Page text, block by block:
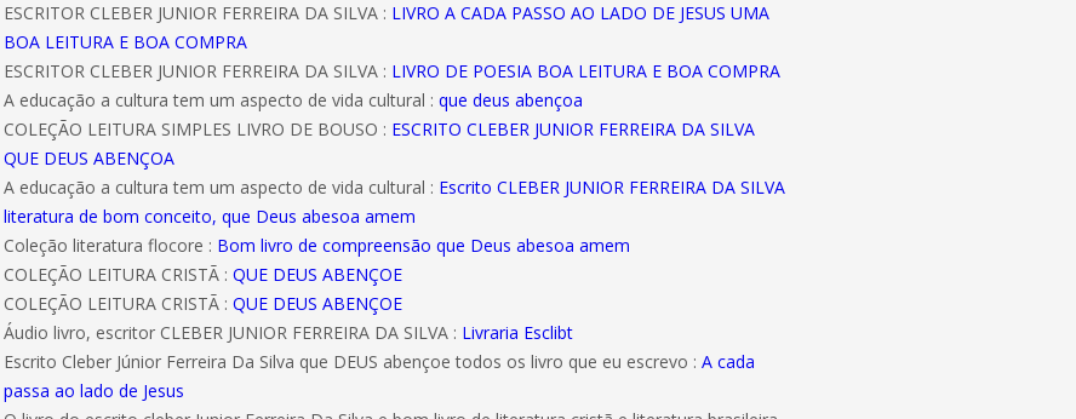
ESCRITOR CLEBER JUNIOR FERREIRA DA SILVA : LIVRO A CADA PASSO AO LADO DE JESUS UMA
BOA LEITURA E BOA COMPRA
ESCRITOR CLEBER JUNIOR FERREIRA DA SILVA : LIVRO DE POESIA BOA LEITURA E BOA COMPRA
A educação a cultura tem um aspecto de vida cultural :que deus abençoa
COLEÇÃO LEITURA SIMPLES LIVRO DE BOUSO : ESCRITO CLEBER JUNIOR FERREIRA DA SILVA
QUE DEUS ABENÇOA
A educação a cultura tem um aspecto de vida cultural : Escrito CLEBER JUNIOR FERREIRA DA SILVA
literatura de bom conceito, que Deus abesoa amem
Coleção literatura flocore : Bom livro de compreensão que Deus abesoa amem
COLEÇÃO LEITURA CRISTÃ :QUE DEUS ABENÇOE
COLEÇÃO LEITURA CRISTÃ :QUE DEUS ABENÇOE
Áudio livro, escritor CLEBER JUNIOR FERREIRA DA SILVA : Livraria Esclibt
Escrito Cleber Júnior Ferreira Da Silva que DEUS abençoe todos os livro que eu escrevo :A cada
passa ao lado de Jesus